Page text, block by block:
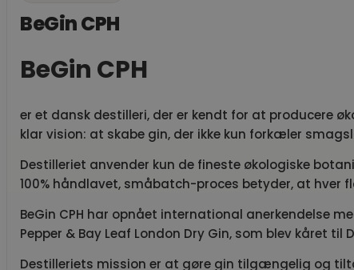
BeGin CPH
BeGin CPH
er et dansk destilleri, der er kendt for at producere
klar vision: at skabe gin, der ikke kun forkæler
Destilleriet anvender kun de fineste økologiske
100% håndlavet, småbatch-proces betyder, at
BeGin CPH har opnået international anerkendelse
Pepper & Bay Leaf London Dry Gin, som blev kåret til
Destilleriets mission er at gøre gin tilgængelig og